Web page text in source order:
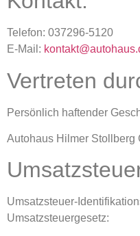
Telefon: 037296-5120
E-Mail:
Vertreten
Persönlich haftender
Autohaus Hilmer Stollberg
Umsatzsteuer-
Umsatzsteuergesetz: